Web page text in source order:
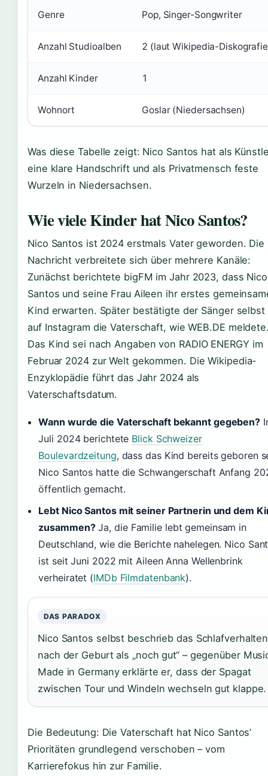
Genre Pop, Singer-Songwriter
Anzahl Studioalben 2 (laut Wikipedia-
Anzahl Kinder 1
Wohnort Goslar (Niedersachsen)
Was diese Tabelle zeigt: Nico Santos hat als
eine klare Handschrift und als Privatmensch feste
Wurzeln in Niedersachsen.
Wie viele Kinder hat Nico Santos?
Nico Santos ist 2024 erstmals Vater geworden. Die
Nachricht verbreitete sich über mehrere Kanäle:
Zunächst berichtete bigFM im Jahr 2023, dass Nico
Santos und seine Frau Aileen ihr erstes
Kind erwarten. Später bestätigte der Sänger selbst
auf Instagram die Vaterschaft, wie WEB.DE
Das Kind sei nach Angaben von RADIO ENERGY im
Februar 2024 zur Welt gekommen. Die Wikipedia-
Enzyklopädie führt das Jahr 2024 als
Vaterschaftsdatum.
Wann wurde die Vaterschaft bekannt gegeben?
Juli 2024 berichtete Blick Schweizer
Boulevardzeitung, dass das Kind bereits geboren
Nico Santos hatte die Schwangerschaft Anfang
öffentlich gemacht.
Lebt Nico Santos mit seiner Partnerin und dem
zusammen?Ja, die Familie lebt gemeinsam in
Deutschland, wie die Berichte nahelegen. Nico
ist seit Juni 2022 mit Aileen Anna Wellenbrink
verheiratet (IMDb Filmdatenbank).
DAS PARADOX
Nico Santos selbst beschrieb das Schlafverhalten
nach der Geburt als „noch gut“ – gegenüber
Made in Germany erklärte er, dass der Spagat
zwischen Tour und Windeln wechseln gut klappe.
Die Bedeutung: Die Vaterschaft hat Nico Santos’
Prioritäten grundlegend verschoben – vom
Karrierefokus hin zur Familie.